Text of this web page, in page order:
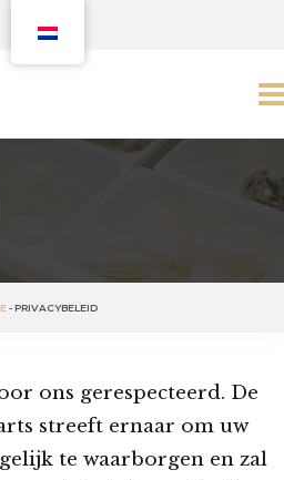
-PRIVACYBELEID
ons gerespecteerd. De
streeft ernaar om uw
te waarborgen en zal